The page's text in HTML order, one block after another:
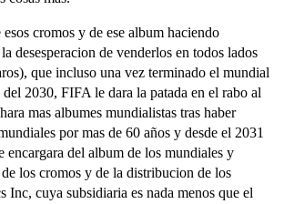
cromos y de ese album haciendo
desesperacion de venderlos en todos lados
que incluso una vez terminado el mundial
del 2030, FIFA le dara la patada en el rabo al
mas albumes mundialistas tras haber
por mas de 60 años y desde el 2031
encargara del album de los mundiales y
los cromos y de la distribucion de los
Inc, cuya subsidiaria es nada menos que el